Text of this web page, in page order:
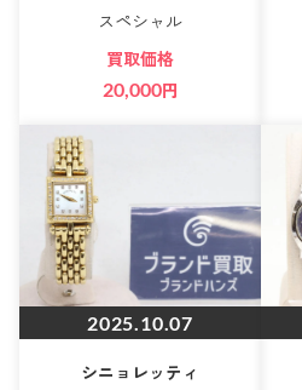
スペシャル
買取価格
20,000円
2025.10.07
シニョレッティ